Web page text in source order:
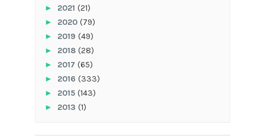
► 2021 (21)
► 2020 (79)
► 2019 (49)
► 2018 (28)
► 2017 (65)
► 2016 (333)
► 2015 (143)
► 2013 (1)